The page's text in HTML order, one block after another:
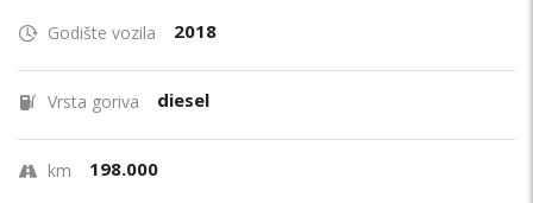
Godište vozila 2018
Vrsta goriva diesel
km 198.000